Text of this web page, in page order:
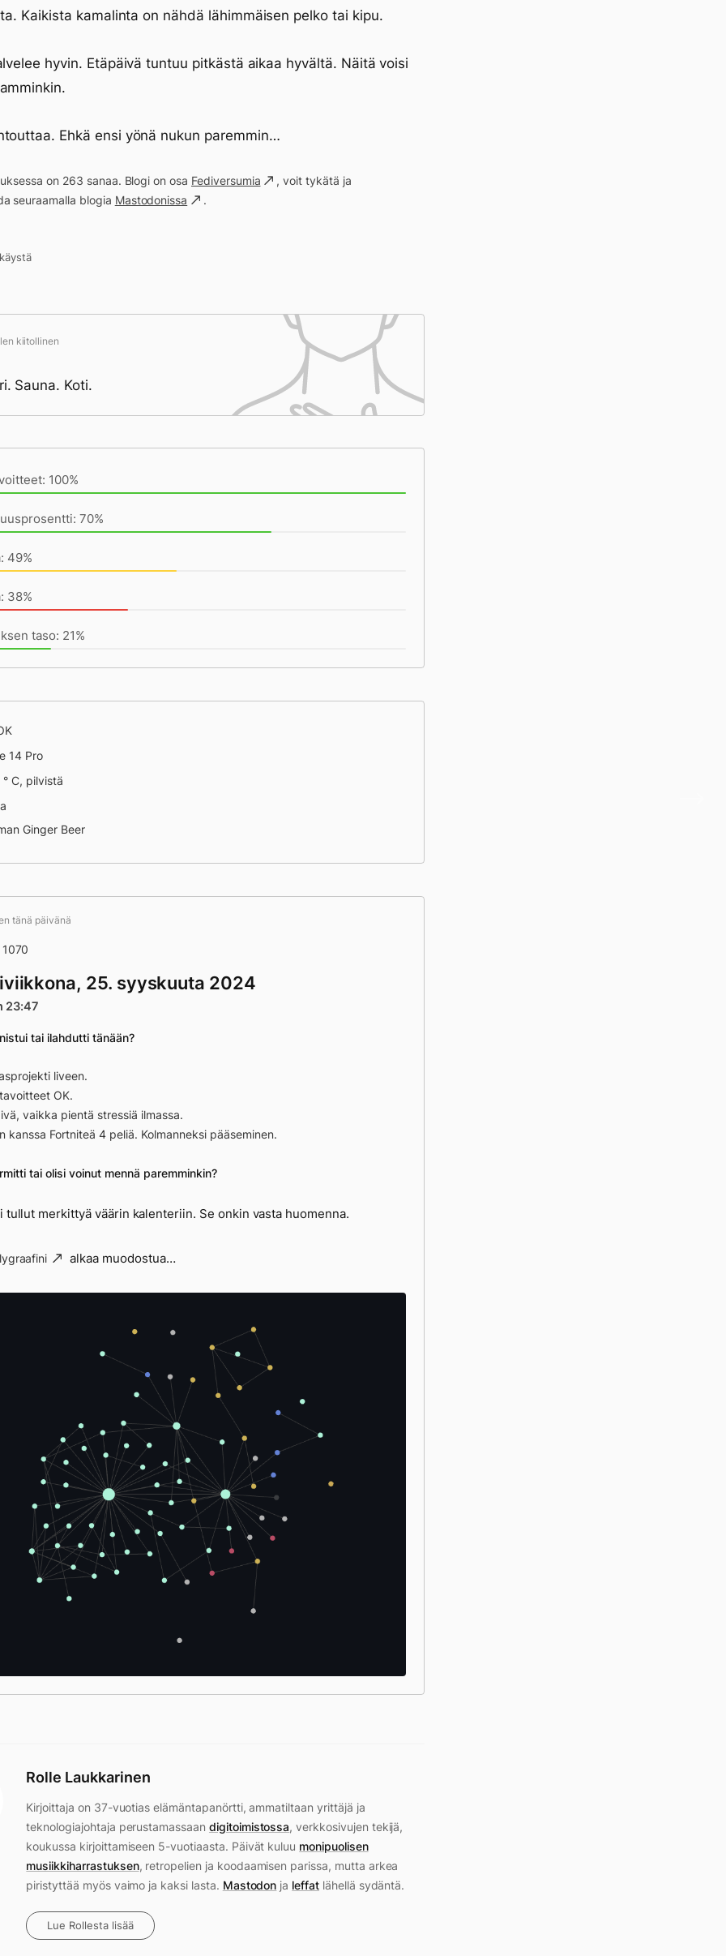
Kaikista kamalinta on nähdä lähimmäisen pelko tai kipu.
hyvin. Etäpäivä tuntuu pitkästä aikaa hyvältä. Näitä voisi
Ehkä ensi yönä nukun paremmin…
on 263 sanaa. Blogi on osa Fediversumia
, voit tykätä ja
seuraamalla blogia Mastodonissa .
kiitollinen
Sauna. Koti.
100%
70%
49%
38%
taso: 21%
14 Pro
° C, pilvistä
Ginger Beer
tänä päivänä
25. syyskuuta 2024
23:47
tai ilahdutti tänään?
liveen.
OK.
vaikka pientä stressiä ilmassa.
kanssa Fortniteä 4 peliä. Kolmanneksi pääseminen.
tai olisi voinut mennä paremminkin?
tullut merkittyä väärin kalenteriin. Se onkin vasta huomenna.
alkaa muodostua…
Rolle Laukkarinen
Kirjoittaja on 37-vuotias elämäntapanörtti, ammatiltaan yrittäjä ja
teknologiajohtaja perustamassaan digitoimistossa, verkkosivujen tekijä,
koukussa kirjoittamiseen 5-vuotiaasta. Päivät kuluu monipuolisen
musiikkiharrastuksen, retropelien ja koodaamisen parissa, mutta arkea
piristyttää myös vaimo ja kaksi lasta. Mastodon ja leffatlähellä sydäntä.
Lue Rollesta lisää
13478